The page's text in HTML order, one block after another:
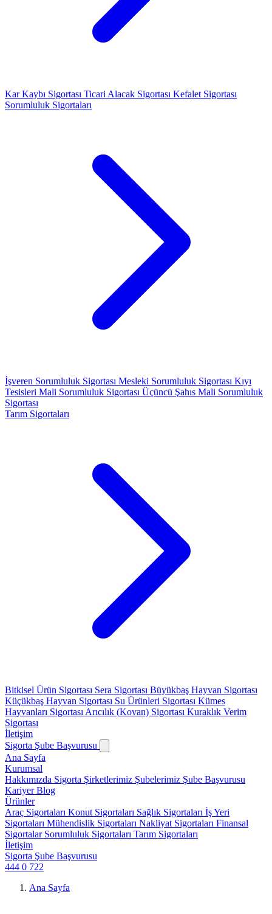
Kar Kaybı Sigortası Ticari Alacak Sigortası Kefalet Sigortası
Sorumluluk Sigortaları
İşveren Sorumluluk Sigortası Mesleki Sorumluluk Sigortası Kıyı
Tesisleri Mali Sorumluluk Sigortası Üçüncü Şahıs Mali Sorumluluk
Sigortası
Tarım Sigortaları
Bitkisel Ürün Sigortası Sera Sigortası Büyükbaş Hayvan Sigortası
Küçükbaş Hayvan Sigortası Su Ürünleri Sigortası Kümes
Hayvanları Sigortası Arıcılık (Kovan) Sigortası Kuraklık Verim
Sigortası
İletişim
Sigorta Şube Başvurusu
Ana Sayfa
Kurumsal
Hakkımızda Sigorta Şirketlerimiz Şubelerimiz Şube Başvurusu
KariyerBlog
Ürünler
Araç Sigortaları Konut Sigortaları Sağlık Sigortaları İş Yeri
Sigortaları Mühendislik Sigortaları Nakliyat Sigortaları Finansal
Sigortalar Sorumluluk Sigortaları Tarım Sigortaları
İletişim
Sigorta Şube Başvurusu
444 0 722
Ana Sayfa